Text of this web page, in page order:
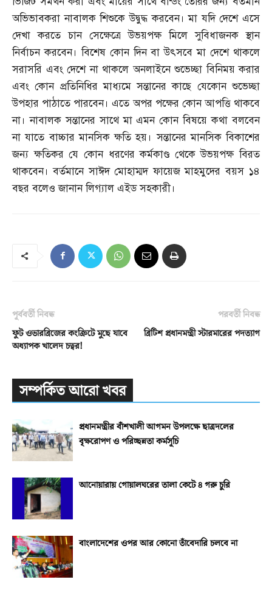
অভিভাবকরা নাবালক শিশুকে উদ্বুদ্ধ করবেন। মা যদি দেশে এসে
দেখা করতে চান সেক্ষেত্রে উভয়পক্ষ মিলে সুবিধাজনক স্থান
নির্বাচন করবেন। বিশেষ কোন দিন বা উৎসবে মা দেশে থাকলে
সরাসরি এবং দেশে না থাকলে অনলাইনে শুভেচ্ছা বিনিময় করার
এবং কোন প্রতিনিধির মাধ্যমে সন্তানের কাছে যেকোন শুভেচ্ছা
উপহার পাঠাতে পারবেন। এতে অপর পক্ষের কোন আপত্তি থাকবে
না। নাবালক সন্তানের সাথে মা এমন কোন বিষয়ে কথা বলবেন
না যাতে বাচ্চার মানসিক ক্ষতি হয়। সন্তানের মানসিক বিকাশের
জন্য ক্ষতিকর যে কোন ধরণের কর্মকাণ্ড থেকে উভয়পক্ষ বিরত
থাকবেন। বর্তমানে সাঈদ মোহাম্মদ ফায়েজ মাহমুদের বয়স ১৪
বছর বলেও জানান লিগ্যাল এইড সহকারী।
পূর্ববর্তী নিবন্ধ
ফুট ওভারব্রিজের কংক্রিটে মুছে যাবে
অধ্যাপক খালেদ চত্বর!
পরবর্তী নিবন্ধ
ব্রিটিশ প্রধানমন্ত্রী স্টারমারের পদত্যাগ
সম্পর্কিত আরো খবর
প্রধানমন্ত্রীর বাঁশখালী আগমন উপলক্ষে ছাত্রদলের
বৃক্ষরোপণ ও পরিচ্ছন্নতা কর্মসূচি
আনোয়ারায় গোয়ালঘরের তালা কেটে ৪ গরু চুরি
বাংলাদেশের ওপর আর কোনো তাঁবেদারি চলবে না